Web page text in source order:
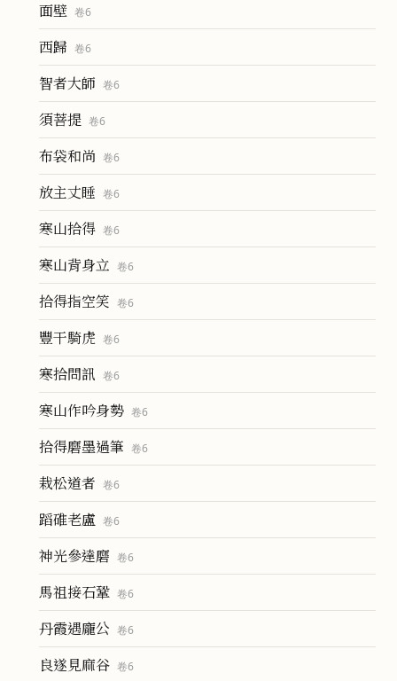
面壁 卷6
西歸 卷6
智者大師 卷6
須菩提 卷6
布袋和尚 卷6
放主丈睡 卷6
寒山拾得 卷6
寒山背身立 卷6
拾得指空笑 卷6
豐干騎虎 卷6
寒拾問訊 卷6
寒山作吟身勢 卷6
拾得磨墨過筆 卷6
栽松道者 卷6
蹈碓老盧 卷6
神光參達磨 卷6
馬祖接石鞏 卷6
丹霞遇龐公 卷6
良遂見麻谷 卷6